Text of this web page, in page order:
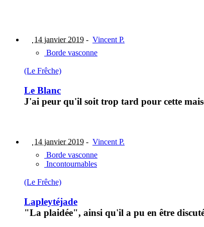
14 janvier 2019 - Vincent P.
Borde vasconne
(Le Frêche)
Le Blanc
J'ai peur qu'il soit trop tard pour cette
14 janvier 2019 - Vincent P.
Borde vasconne
Incontournables
(Le Frêche)
Lapleytéjade
"La plaidée", ainsi qu'il a pu en être